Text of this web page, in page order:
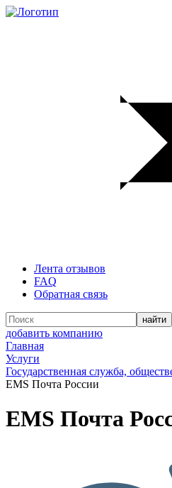
Лента отзывов
FAQ
Обратная связь
добавить компанию
Главная
Услуги
Государственная служба,
EMS Почта России
EMS Почта